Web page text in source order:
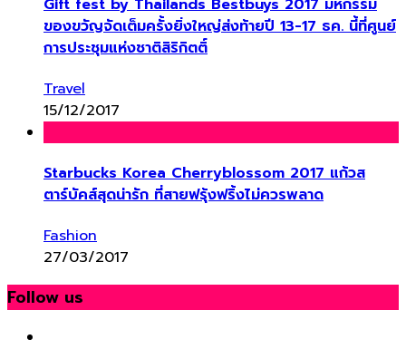
ของขวัญจัดเต็มครั้งยิ่งใหญ่ส่งท้ายปี 13-17 ธค. นี้ที่ศูนย์
การประชุมแห่งชาติสิริกิตติ์
Travel
15/12/2017
Starbucks Korea Cherryblossom 2017 แก้วส
ตาร์บัคส์สุดน่ารัก ที่สายฟรุ้งฟริ้งไม่ควรพลาด
Fashion
27/03/2017
Follow us